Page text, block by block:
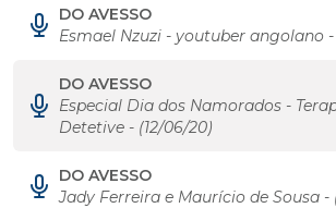
DO AVESSO
Esmael Nzuzi - youtuber angolano -
DO AVESSO
Especial Dia dos Namorados -
Detetive - (12/06/20)
DO AVESSO
Jady Ferreira e Maurício de Sousa -